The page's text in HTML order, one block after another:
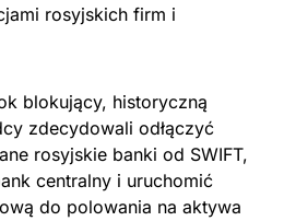
rosyjskich firm i
blokujący, historyczną
zdecydowali odłączyć
rosyjskie banki od SWIFT,
centralny i uruchomić
do polowania na aktywa